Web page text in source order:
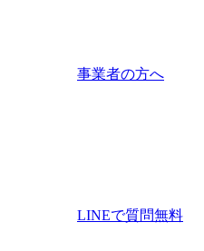
事業者の方へ
LINEで質問無料